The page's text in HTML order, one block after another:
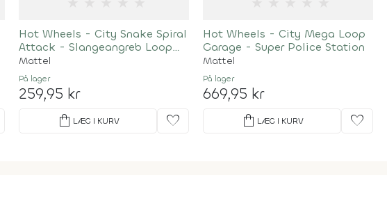
Hot Wheels - City Snake Spiral
Attack - Slangeangreb Loop
Sæt
Mattel
På lager
259,95 kr
shopping_bag LÆG I KURV favorite
Hot Wheels - City Mega Loop
Garage - Super Police Station
Mattel
På lager
669,95 kr
shopping_bag LÆG I KURV favorite